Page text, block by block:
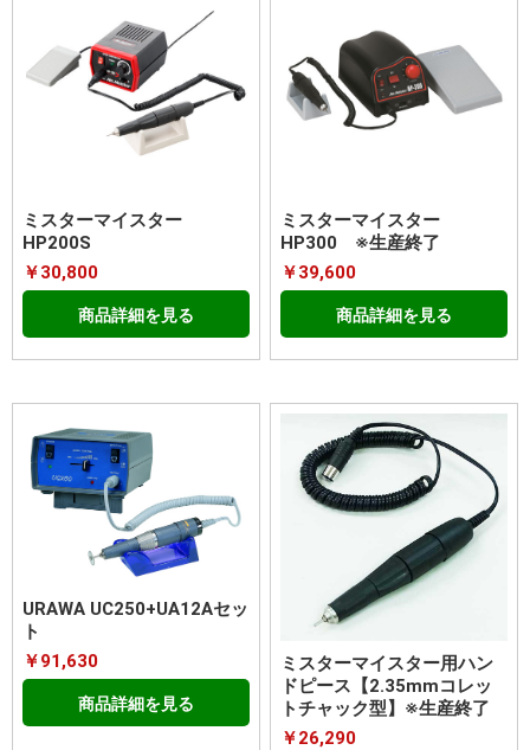
ミスターマイスター
HP200S
￥30,800
商品詳細を見る
ミスターマイスター
HP300 ※生産終了
￥39,600
商品詳細を見る
URAWA UC250+UA12Aセッ
ト
￥91,630
商品詳細を見る
ミスターマイスター用ハン
ドピース【2.35mmコレッ
トチャック型】※生産終了
￥26,290